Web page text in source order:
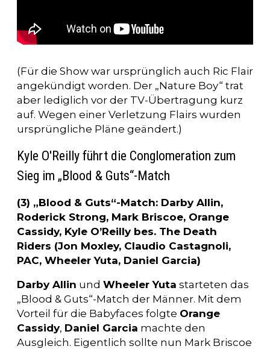
(Für die Show war ursprünglich auch Ric Flair
angekündigt worden. Der „Nature Boy“ trat
aber lediglich vor der TV-Übertragung kurz
auf. Wegen einer Verletzung Flairs wurden
ursprüngliche Pläne geändert.)
Kyle O'Reilly führt die Conglomeration zum
Sieg im „Blood & Guts“-Match
(3) „Blood & Guts“-Match: Darby Allin,
Roderick Strong, Mark Briscoe, Orange
Cassidy, Kyle O’Reilly bes. The Death
Riders (Jon Moxley, Claudio Castagnoli,
PAC, Wheeler Yuta, Daniel Garcia)
Darby Allin und Wheeler Yuta starteten das
„Blood & Guts“-Match der Männer. Mit dem
Vorteil für die Babyfaces folgte Orange
Cassidy, Daniel Garcia machte den
Ausgleich. Eigentlich sollte nun Mark Briscoe